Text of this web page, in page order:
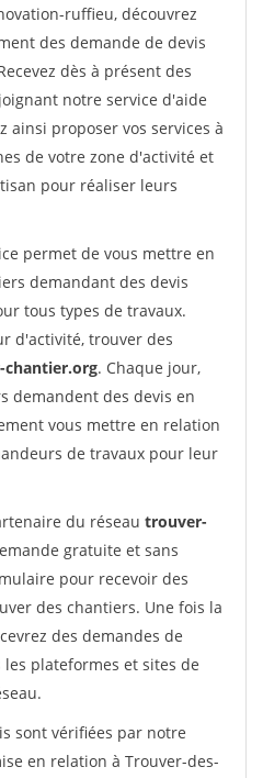
ruffieu, découvrez
des demande de devis
dès à présent des
notre service d'aide
ainsi proposer vos services à
de votre zone d'activité et
pour réaliser leurs
permet de vous mettre en
demandant des devis
tous types de travaux.
d'activité, trouver des
. Chaque jour,
demandent des devis en
vous mettre en relation
de travaux pour leur
du réseau trouver-
gratuite et sans
pour recevoir des
des chantiers. Une fois la
des demandes de
plateformes et sites de
sont vérifiées par notre
en relation à Trouver-des-